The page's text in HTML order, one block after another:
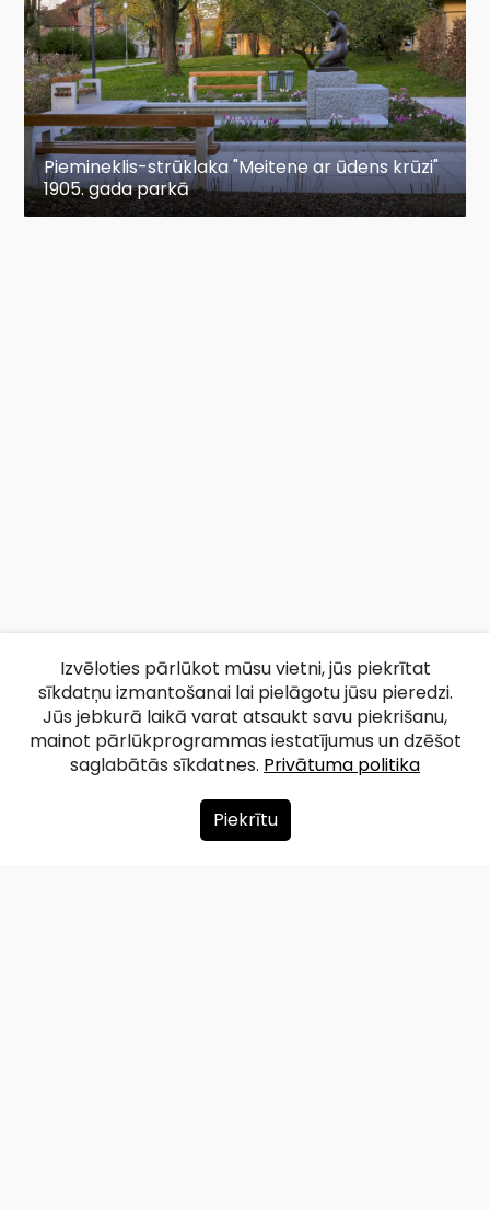
Piemineklis-strūklaka "Meitene ar ūdens krūzi"
1905. gada parkā
Par mums
Izvēloties pārlūkot mūsu vietni, jūs piekrītat
sīkdatņu izmantošanai lai pielāgotu jūsu pieredzi.
Jūs jebkurā laikā varat atsaukt savu piekrišanu,
mainot pārlūkprogrammas iestatījumus un dzēšot
saglabātās sīkdatnes. Privātuma politika
Piekrītu